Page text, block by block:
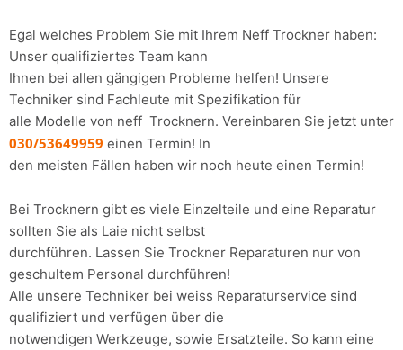
Egal welches Problem Sie mit Ihrem Neff Trockner haben:
Unser qualifiziertes Team kann
Ihnen bei allen gängigen Probleme helfen! Unsere
Techniker sind Fachleute mit Spezifikation für
alle Modelle von neff Trocknern. Vereinbaren Sie jetzt unter
030/53649959 einen Termin! In
den meisten Fällen haben wir noch heute einen Termin!
Bei Trocknern gibt es viele Einzelteile und eine Reparatur
sollten Sie als Laie nicht selbst
durchführen. Lassen Sie Trockner Reparaturen nur von
geschultem Personal durchführen!
Alle unsere Techniker bei weiss Reparaturservice sind
qualifiziert und verfügen über die
notwendigen Werkzeuge, sowie Ersatzteile. So kann eine